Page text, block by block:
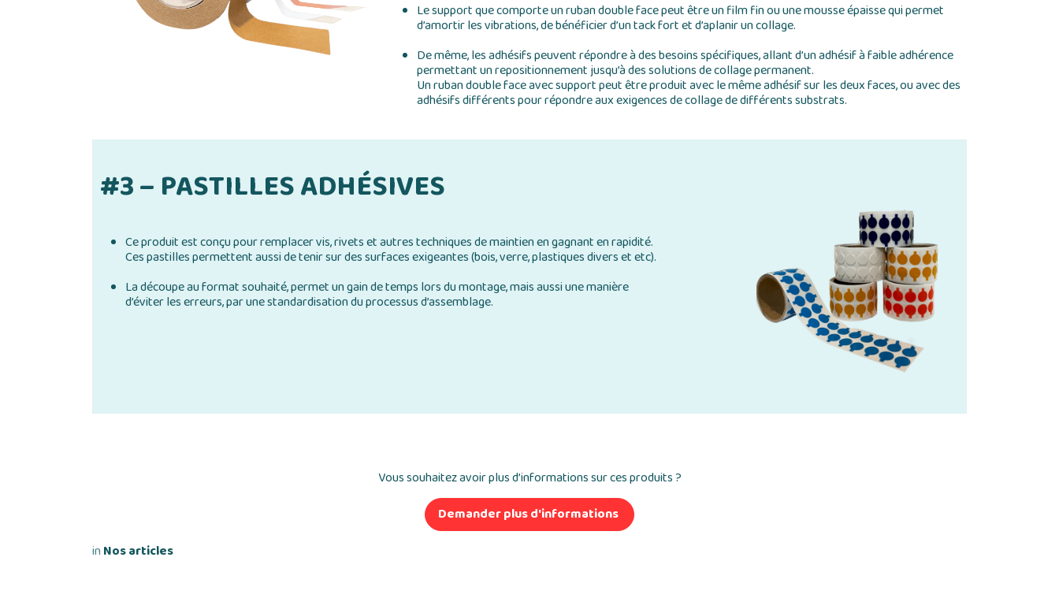
Le support que comporte un ruban double face peut être un film fin ou une mousse épaisse qui permet
d’amortir les vibrations, de bénéficier d’un tack fort et d’aplanir un collage.
De même, les adhésifs peuvent répondre à des besoins spécifiques, allant d’un adhésif à faible adhérence
permettant un repositionnement jusqu’à des solutions de collage permanent.
Un ruban double face avec support peut être produit avec le même adhésif sur les deux faces, ou avec des
adhésifs différents pour répondre aux exigences de collage de différents substrats.
#3 – PASTILLES ADHÉSIVES
Ce produit est conçu pour remplacer vis, rivets et autres techniques de maintien en gagnant en rapidité.
Ces pastilles permettent aussi de tenir sur des surfaces exigeantes (bois, verre, plastiques divers et etc).
La découpe au format souhaité, permet un gain de temps lors du montage, mais aussi une manière
d’éviter les erreurs, par une standardisation du processus d’assemblage.
Vous souhaitez avoir plus d’informations sur ces produits ?
Demander plus d'informations
in Nos articles